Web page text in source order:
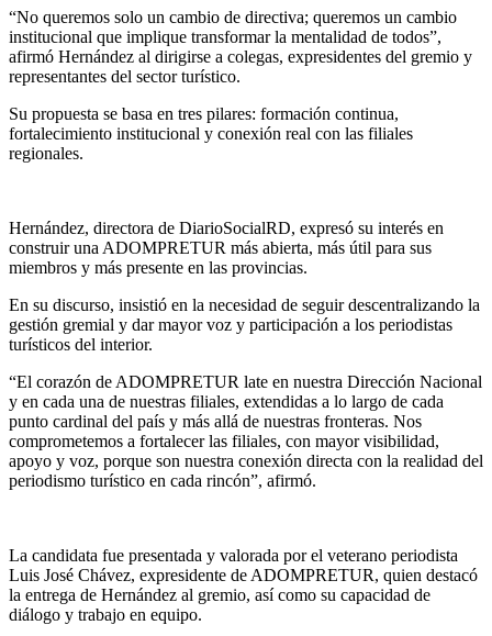
“No queremos solo un cambio de directiva; queremos un cambio
institucional que implique transformar la mentalidad de todos”,
afirmó Hernández al dirigirse a colegas, expresidentes del gremio y
representantes del sector turístico.
Su propuesta se basa en tres pilares: formación continua,
fortalecimiento institucional y conexión real con las filiales
regionales.
Hernández, directora de DiarioSocialRD, expresó su interés en
construir una ADOMPRETUR más abierta, más útil para sus
miembros y más presente en las provincias.
En su discurso, insistió en la necesidad de seguir descentralizando la
gestión gremial y dar mayor voz y participación a los periodistas
turísticos del interior.
“El corazón de ADOMPRETUR late en nuestra Dirección Nacional
y en cada una de nuestras filiales, extendidas a lo largo de cada
punto cardinal del país y más allá de nuestras fronteras. Nos
comprometemos a fortalecer las filiales, con mayor visibilidad,
apoyo y voz, porque son nuestra conexión directa con la realidad del
periodismo turístico en cada rincón”, afirmó.
La candidata fue presentada y valorada por el veterano periodista
Luis José Chávez, expresidente de ADOMPRETUR, quien destacó
la entrega de Hernández al gremio, así como su capacidad de
diálogo y trabajo en equipo.